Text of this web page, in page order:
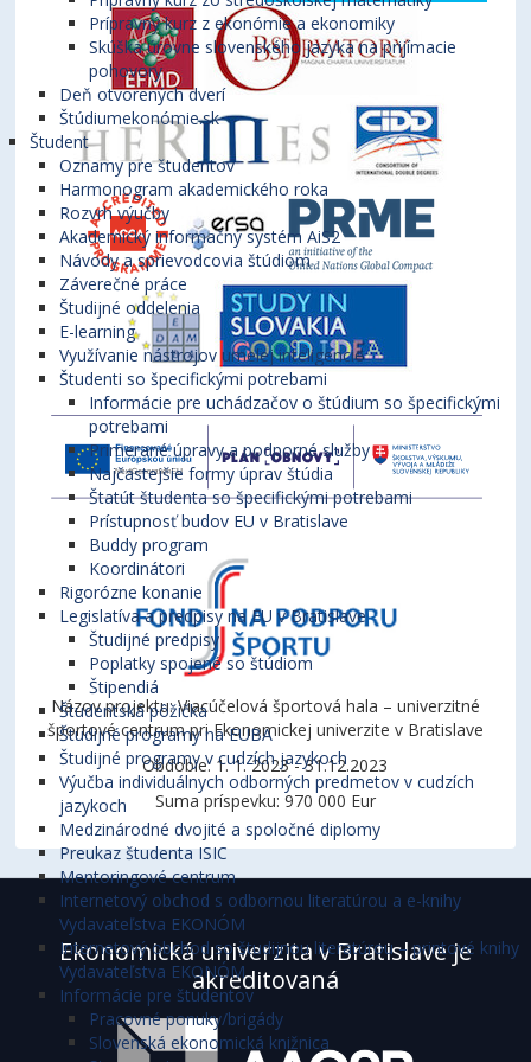
Prípravný kurz z ekonómie a ekonomiky
Skúška úrovne slovenského jazyka na prijímacie
pohovory
Deň otvorených dverí
Štúdiumekonómie.sk
Študent
Oznamy pre študentov
Harmonogram akademického roka
Rozvrh výučby
Akademický informačný systém AiS2
Návody a sprievodcovia štúdiom
Záverečné práce
Študijné oddelenia
E-learning
Využívanie nástrojov umelej inteligencie
Študenti so špecifickými potrebami
Informácie pre uchádzačov o štúdium so špecifickými
potrebami
Primerané úpravy a podporné služby
Najčastejšie formy úprav štúdia
Štatút študenta so špecifickými potrebami
Prístupnosť budov EU v Bratislave
Buddy program
Koordinátori
Rigorózne konanie
Legislatíva a predpisy na EU v Bratislave
Študijné predpisy
Poplatky spojené so štúdiom
Štipendiá
Študentská pôžička
Študijné programy na EUBA
Študijné programy v cudzích jazykoch
Výučba individuálnych odborných predmetov v cudzích
jazykoch
Medzinárodné dvojité a spoločné diplomy
Preukaz študenta ISIC
Mentoringové centrum
Internetový obchod s odbornou literatúrou a e-knihy
Vydavateľstva EKONÓM
Internetový obchod so študijnou literatúrou – printové knihy
Vydavateľstva EKONÓM
Informácie pre študentov
Pracovné ponuky/brigády
Slovenská ekonomická knižnica
Názov projektu: Viacúčelová športová hala – univerzitné
športové centrum pri Ekonomickej univerzite v Bratislave
Obdobie: 1. 1. 2023 - 31.12.2023
Suma príspevku: 970 000 Eur
Ekonomická univerzita v Bratislave je
akreditovaná